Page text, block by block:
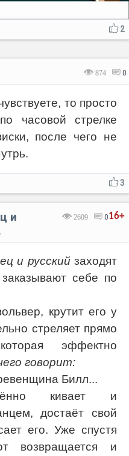
2
874 0
то просто
часовой стрелке
после чего не
3
16+
2609 0
и
и русский заходят
себе по
крутит его у
стреляет прямо
эффектно
говорит:
Билл...
кивает и
достаёт свой
его. Уже спустя
возвращается и